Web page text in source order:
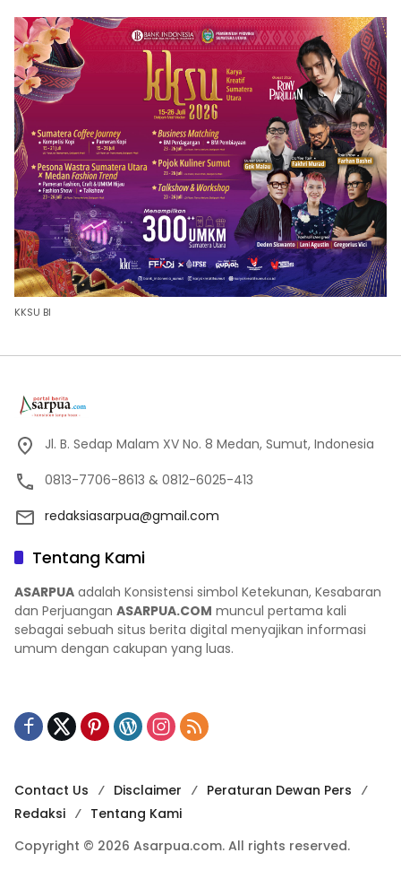
KKSU BI
Jl. B. Sedap Malam XV No. 8 Medan, Sumut, Indonesia
0813-7706-8613 & 0812-6025-413
redaksiasarpua@gmail.com
Tentang Kami
ASARPUA adalah Konsistensi simbol Ketekunan, Kesabaran
dan Perjuangan ASARPUA.COM muncul pertama kali
sebagai sebuah situs berita digital menyajikan informasi
umum dengan cakupan yang luas.
Contact Us Disclaimer
Peraturan Dewan Pers
Redaksi
Tentang Kami
Copyright © 2026 Asarpua.com. All rights reserved.